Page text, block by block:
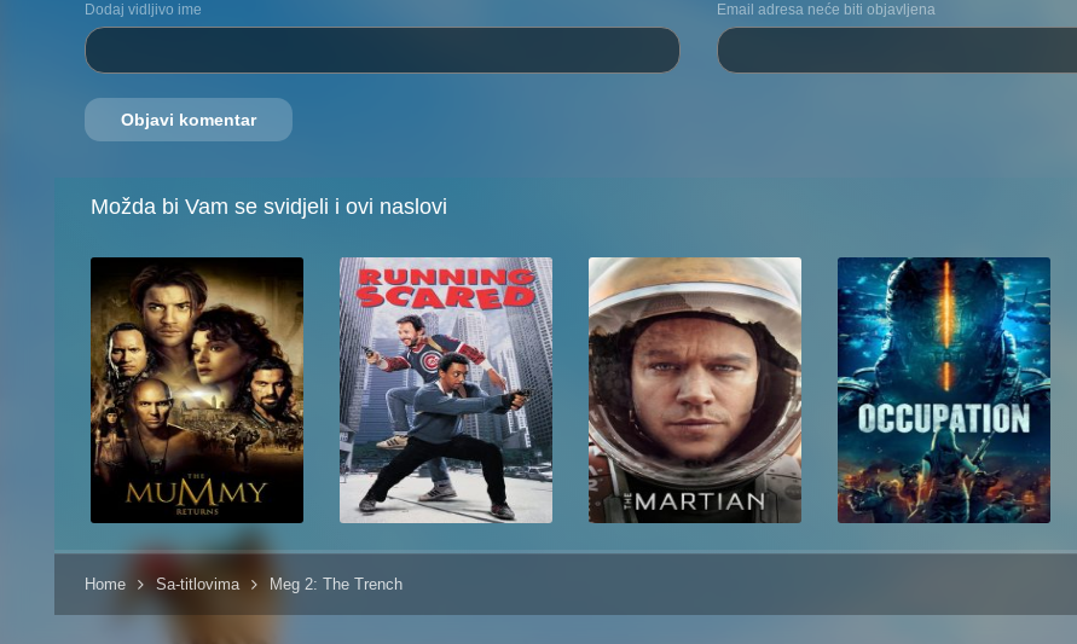
Dodaj vidljivo ime Email adresa neće biti objavljena
Možda bi Vam se svidjeli i ovi naslovi
Home Sa-titlovima Meg 2: The Trench